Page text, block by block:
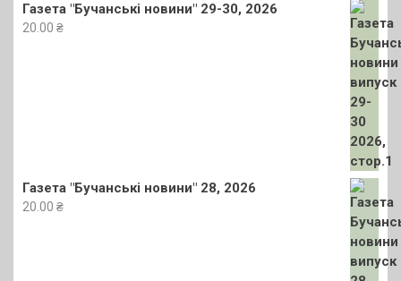
Газета "Бучанські новини" 29-30, 2026
20.00 ₴
Газета "Бучанські новини" 28, 2026
20.00 ₴